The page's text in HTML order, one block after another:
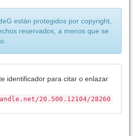
están protegidos por copyright,
reservados, a menos que se
identificador para citar o enlazar
20.500.12104/28260